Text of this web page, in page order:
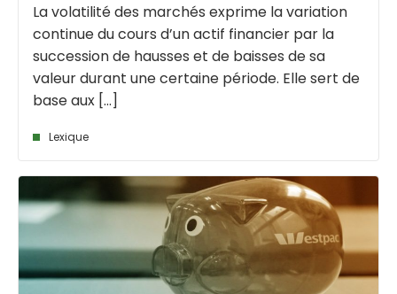
La volatilité des marchés exprime la variation
continue du cours d’un actif financier par la
succession de hausses et de baisses de sa
valeur durant une certaine période. Elle sert de
base aux [...]
Lexique